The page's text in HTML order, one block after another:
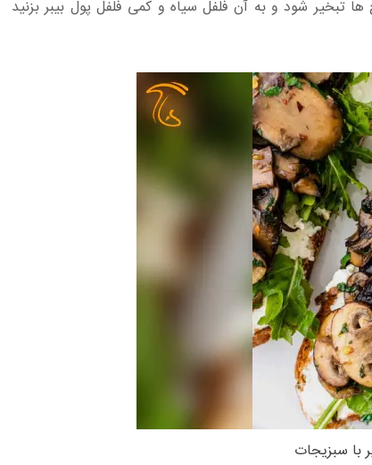
تبخیر شود و به آن فلفل سیاه و کمی فلفل پول بیبر بزنید
با سبزیجات